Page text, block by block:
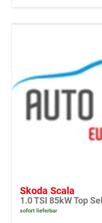
Skoda Scala
1.0 TSI 85kW Top
sofort lieferbar